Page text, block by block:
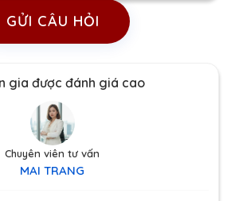
GỬI CÂU HỎI
gia được đánh giá cao
Chuyên viên tư vấn
MAI TRANG